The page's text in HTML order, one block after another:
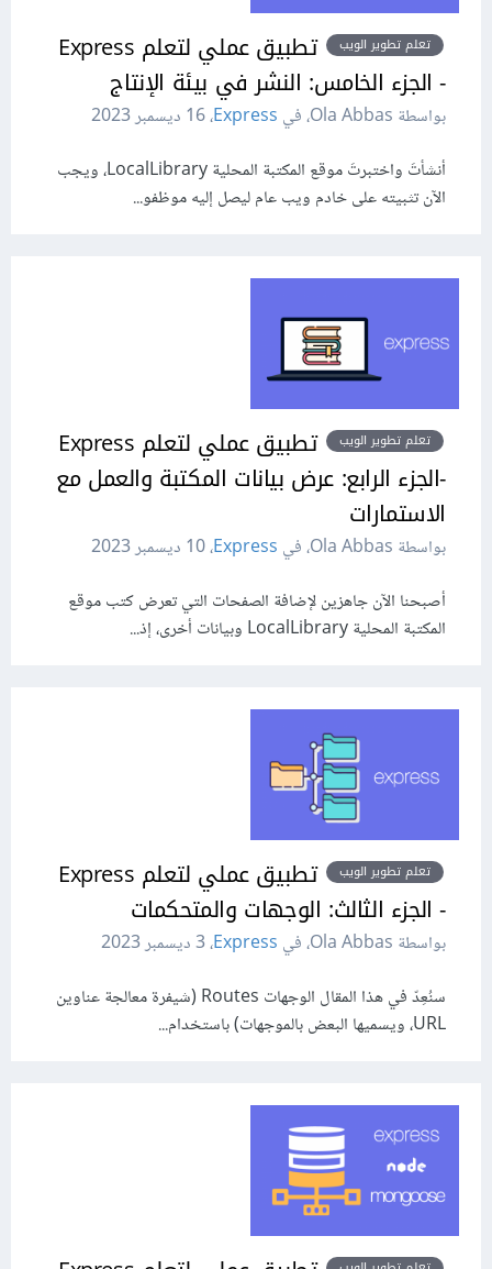
تعلم تطوير الويب
تطبيق عملي لتعلم Express
- الجزء الخامس: النشر في بيئة الإنتاج
بواسطة Ola Abbas، في Express،16 ديسمبر 2023
أنشأتَ واختبرتَ موقع المكتبة المحلية LocalLibrary، ويجب
الآن تثبيته على خادم ويب عام ليصل إليه موظفو...
تعلم تطوير الويب
تطبيق عملي لتعلم Express
-الجزء الرابع: عرض بيانات المكتبة والعمل مع
الاستمارات
بواسطة Ola Abbas، في Express،10 ديسمبر 2023
أصبحنا الآن جاهزين لإضافة الصفحات التي تعرض كتب موقع
المكتبة المحلية LocalLibrary وبيانات أخرى، إذ...
تعلم تطوير الويب
تطبيق عملي لتعلم Express
- الجزء الثالث: الوجهات والمتحكمات
بواسطة Ola Abbas، في Express،3 ديسمبر 2023
سنُعِدّ في هذا المقال الوجهات Routes (شيفرة معالجة عناوين
URL، ويسميها البعض بالموجهات) باستخدام...